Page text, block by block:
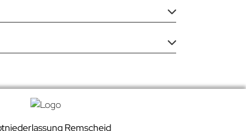
Remscheid